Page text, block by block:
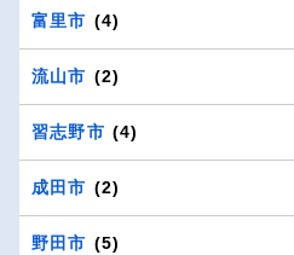
富里市 (4)
流山市 (2)
習志野市 (4)
成田市 (2)
野田市 (5)